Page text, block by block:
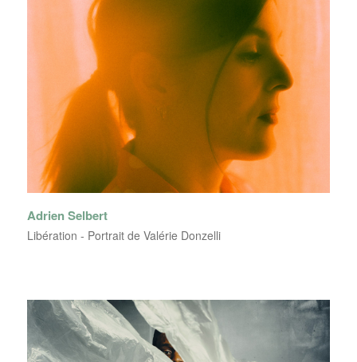
Adrien Selbert
Libération - Portrait de Valérie Donzelli